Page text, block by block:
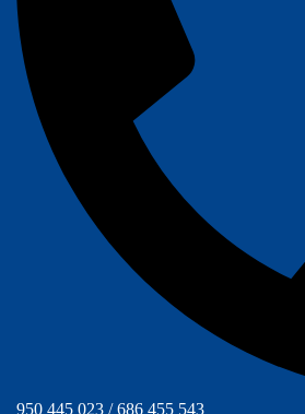
950 445 023 / 686 455 543